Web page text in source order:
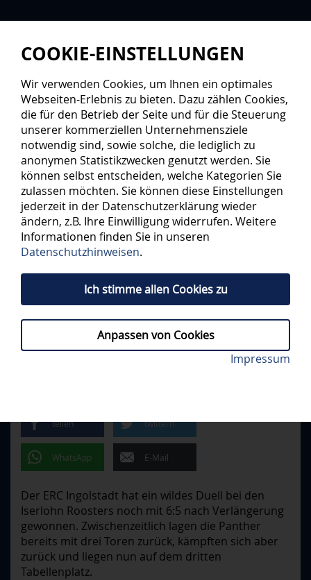
Riley Barber schoss die Panther in der Overtime zum
// FREITAG, 14.11.2025
teilen twittern
WhatsApp E-Mail
Der ERC Ingolstadt hat ein wildes Duell bei den
Iserlohn Roosters noch mit 6:5 nach Verlängerung
gewonnen. Zwischenzeitlich lagen die Panther
bereits mit drei Toren zurück, kämpften sich aber
zurück und liegen nun auf dem dritten
Tabellenplatz.
COOKIE-EINSTELLUNGEN
Wir verwenden Cookies, um Ihnen ein optimales
Webseiten-Erlebnis zu bieten. Dazu zählen Cookies,
die für den Betrieb der Seite und für die Steuerung
unserer kommerziellen Unternehmensziele
notwendig sind, sowie solche, die lediglich zu
anonymen Statistikzwecken genutzt werden. Sie
können selbst entscheiden, welche Kategorien Sie
zulassen möchten. Sie können diese Einstellungen
jederzeit in der Datenschutzerklärung wieder
ändern, z.B. Ihre Einwilligung widerrufen. Weitere
Informationen finden Sie in unseren
Datenschutzhinweisen.
Ich stimme allen Cookies zu
Anpassen von Cookies
Impressum